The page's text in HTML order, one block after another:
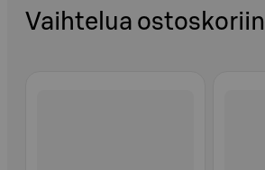
Vaihtelua ostoskoriin